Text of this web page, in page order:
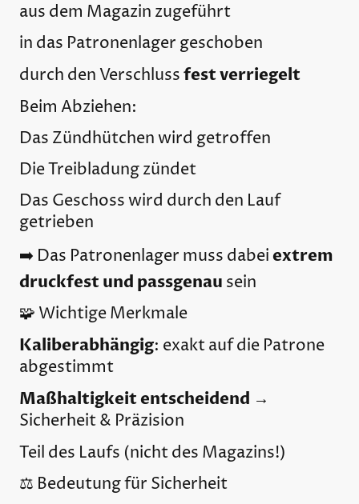
aus dem Magazin zugeführt
in das Patronenlager geschoben
durch den Verschlussfest verriegelt
Beim Abziehen:
Das Zündhütchen wird getroffen
Die Treibladung zündet
Das Geschoss wird durch den Lauf
getrieben
➡️ Das Patronenlager muss dabeiextrem
druckfest und passgenau sein
🧩 Wichtige Merkmale
Kaliberabhängig: exakt auf die Patrone
abgestimmt
Maßhaltigkeit entscheidend →
Sicherheit & Präzision
Teil des Laufs (nicht des Magazins!)
⚖️ Bedeutung für Sicherheit